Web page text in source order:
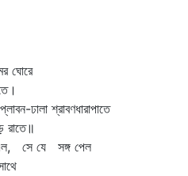
ঘোরে
ঢালা শ্রাবণধারাপাতে
সে যে সঙ্গ পেল